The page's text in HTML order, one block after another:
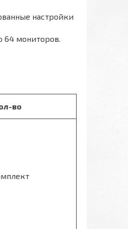
настройки
64 мониторов.
во